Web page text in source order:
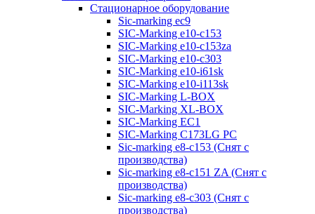
Стационарное оборудование
Sic-marking ec9
SIC-Marking e10-c153
SIC-Marking e10-c153za
SIC-Marking e10-c303
SIC-Marking e10-i61sk
SIC-Marking e10-i113sk
SIC-Marking L-BOX
SIC-Marking XL-BOX
SIC-Marking EC1
SIC-Marking C173LG PC
Sic-marking e8-c153 (Снят с
производства)
Sic-marking e8-c151 ZA (Снят с
производства)
Sic-marking e8-c303 (Снят с
производства)